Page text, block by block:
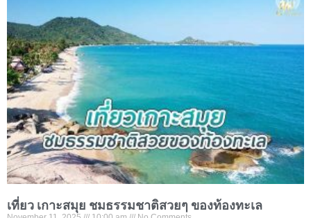
เที่ยว เกาะสมุย ชมธรรมชาติสวยๆ ของท้องทะเล